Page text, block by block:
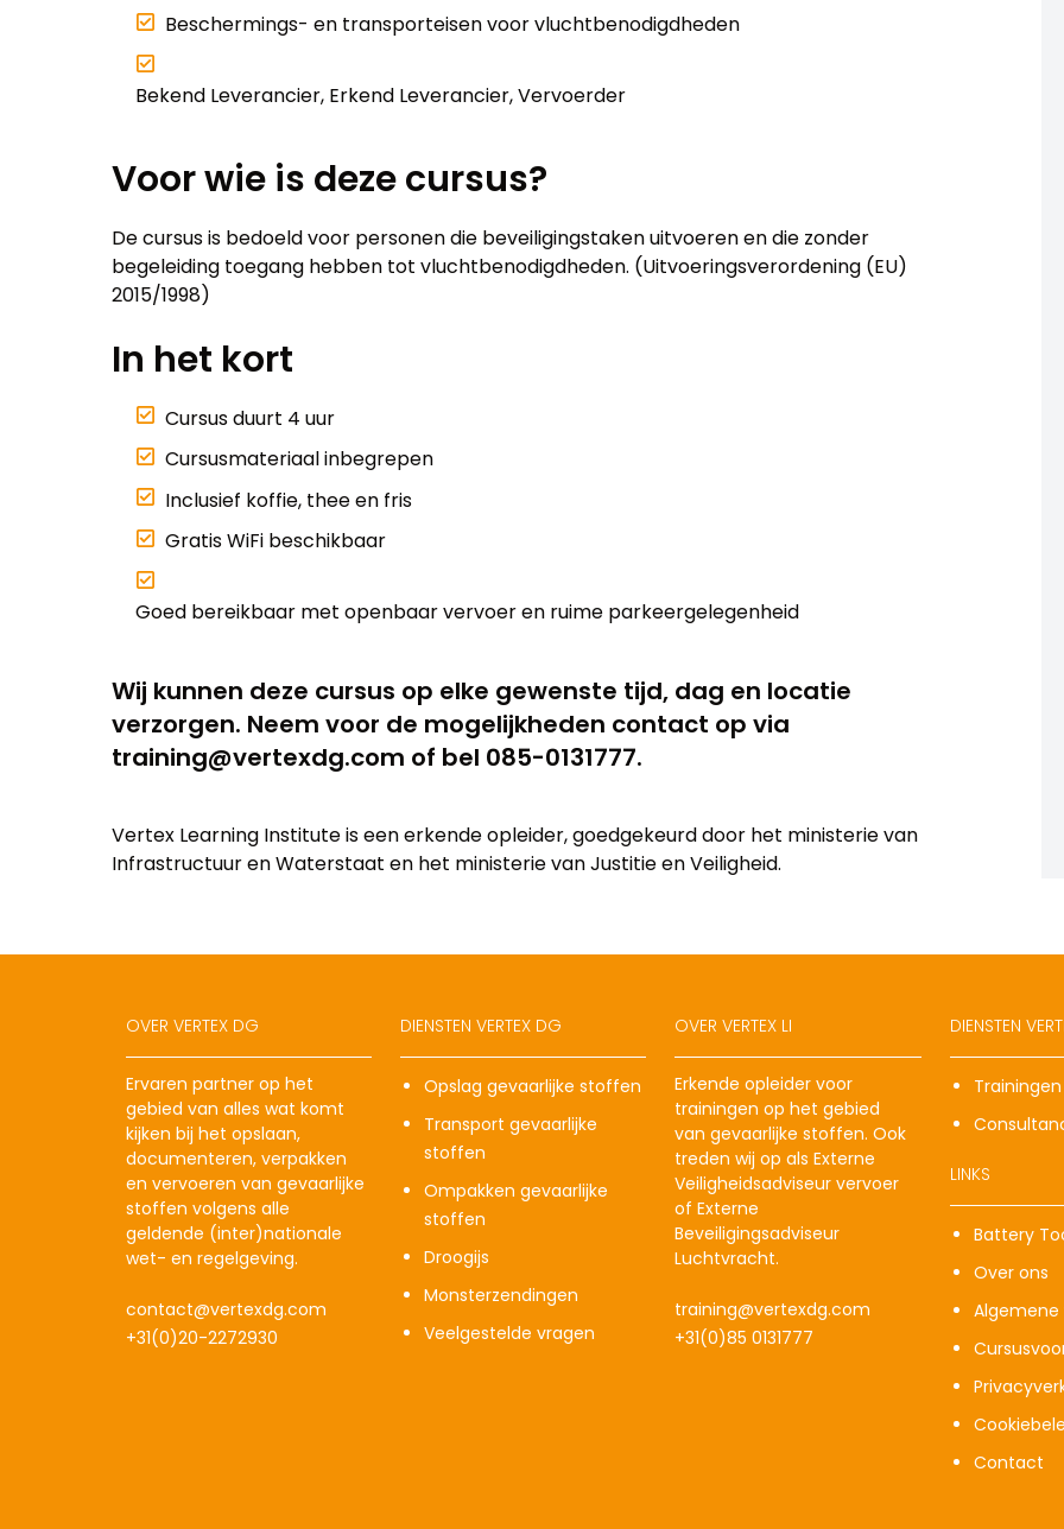
Beschermings- en transporteisen voor vluchtbenodigdheden
Bekend Leverancier, Erkend Leverancier, Vervoerder
Voor wie is deze cursus?
De cursus is bedoeld voor personen die beveiligingstaken uitvoeren en die zonder
begeleiding toegang hebben tot vluchtbenodigdheden. (Uitvoeringsverordening (EU)
2015/1998)
In het kort
Cursus duurt 4 uur
Cursusmateriaal inbegrepen
Inclusief koffie, thee en fris
Gratis WiFi beschikbaar
Goed bereikbaar met openbaar vervoer en ruime parkeergelegenheid
Wij kunnen deze cursus op elke gewenste tijd, dag en locatie
verzorgen. Neem voor de mogelijkheden contact op via
training@vertexdg.com of bel 085-0131777.
Vertex Learning Institute is een erkende opleider, goedgekeurd door het ministerie van
Infrastructuur en Waterstaat en het ministerie van Justitie en Veiligheid.
OVER VERTEX DG
Ervaren partner op het
gebied van alles wat komt
kijken bij het opslaan,
documenteren, verpakken
en vervoeren van gevaarlijke
stoffen volgens alle
geldende (inter)nationale
wet- en regelgeving.
contact@vertexdg.com
+31(0)20-2272930
DIENSTEN VERTEX DG
Opslag gevaarlijke stoffen
Transport gevaarlijke
stoffen
Ompakken gevaarlijke
stoffen
Droogijs
Monsterzendingen
Veelgestelde vragen
OVER VERTEX LI
Erkende opleider voor
trainingen op het gebied
van gevaarlijke stoffen. Ook
treden wij op als Externe
Veiligheidsadviseur vervoer
of Externe
Beveiligingsadviseur
Luchtvracht.
training@vertexdg.com
+31(0)85 0131777
DIENSTEN
Trainingen
LINKS
Battery
Over ons
Algemene
Contact